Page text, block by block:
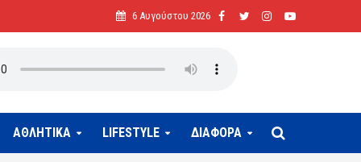
6 Αυγούστου 2026
ΑΘΛΗΤΙΚΑ LIFESTYLE ΔΙΑΦΟΡΑ